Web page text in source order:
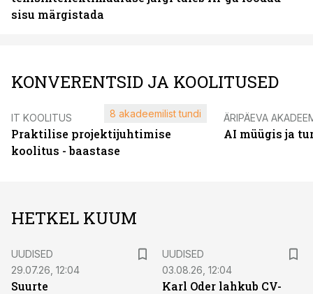
sisu märgistada
KONVERENTSID JA KOOLITUSED
IT KOOLITUS
Praktilise projektijuhtimise
koolitus - baastase
8 akadeemilist tundi ÄRIPÄEVA
AI müügis ja
HETKEL KUUM
UUDISED
29.07.26, 12:04
Suurte
UUDISED
03.08.26, 12:04
Karl Oder lahkub CV-